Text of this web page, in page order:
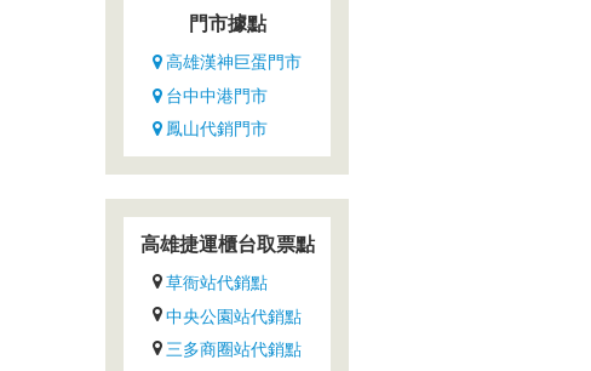
門市據點
高雄漢神巨蛋門市
台中中港門市
鳳山代銷門市
高雄捷運櫃台取票點
草衙站代銷點
中央公園站代銷點
三多商圈站代銷點